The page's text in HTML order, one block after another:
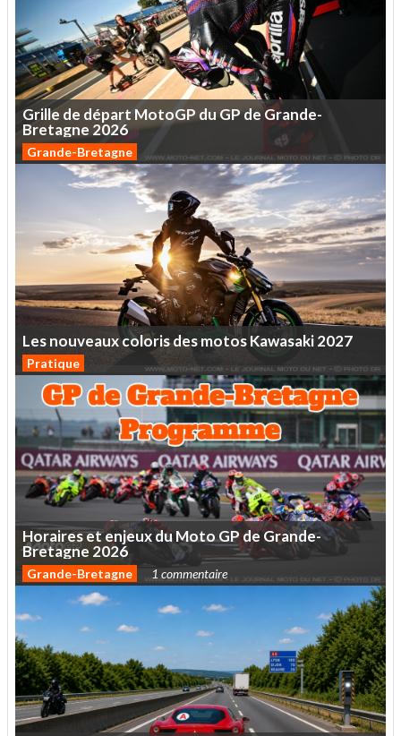
Grille de départ MotoGP duGPdeGrande-
Bretagne 2026
Grande-Bretagne
LesnouveauxcolorisdesmotosKawasaki2027
Pratique
HorairesetenjeuxduMotoGPdeGrande-
Bretagne 2026
Grande-Bretagne 1 commentaire